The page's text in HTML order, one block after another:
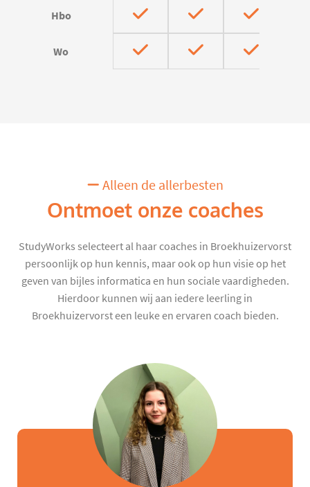
Hbo
Wo
Alleen de allerbesten
Ontmoet onze coaches
StudyWorks selecteert al haar coaches in Broekhuizervorst
persoonlijk op hun kennis, maar ook op hun visie op het
geven van bijles informatica en hun sociale vaardigheden.
Hierdoor kunnen wij aan iedere leerling in
Broekhuizervorst een leuke en ervaren coach bieden.